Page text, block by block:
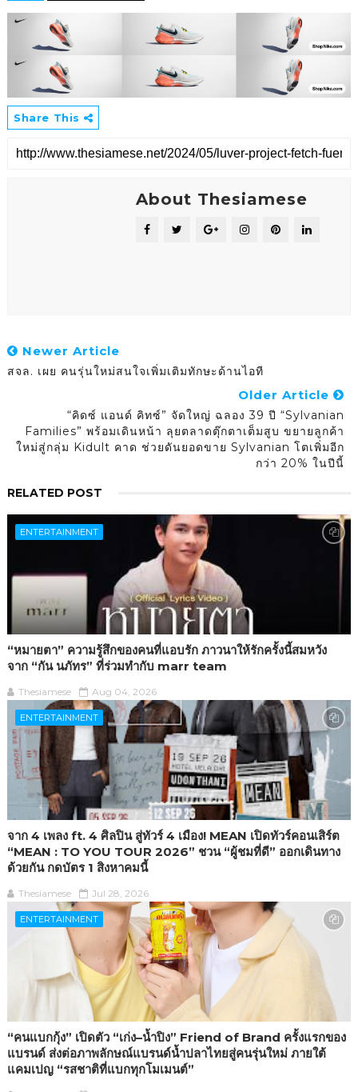
Share This
About Thesiamese
Newer Article
สจล. เผย คนรุ่นใหม่สนใจเพิ่มเติมทักษะด้านไอที
Older Article
“คิดซ์ แอนด์ คิทซ์” จัดใหญ่ ฉลอง 39 ปี “Sylvanian
Families” พร้อมเดินหน้า ลุยตลาดตุ๊กตาเต็มสูบ ขยายลูกค้า
ใหม่สู่กลุ่ม Kidult คาด ช่วยดันยอดขาย Sylvanian โตเพิ่มอีก
กว่า 20% ในปีนี้
RELATED POST
ENTERTAINMENT
“หมายตา” ความรู้สึกของคนที่แอบรัก ภาวนาให้รักครั้งนี้สมหวัง
จาก “กัน นภัทร” ที่ร่วมทำกับ marr team
Thesiamese Aug 04, 2026
ENTERTAINMENT
จาก 4 เพลง ft. 4 ศิลปิน สู่ทัวร์ 4 เมือง! MEAN เปิดทัวร์คอนเสิร์ต
“MEAN : TO YOU TOUR 2026” ชวน “ผู้ชมที่ดี” ออกเดินทาง
ด้วยกัน กดบัตร 1 สิงหาคมนี้
Thesiamese Jul 28, 2026
ENTERTAINMENT
“คนแบกกุ้ง” เปิดตัว “เก่ง–น้ำปิง” Friend of Brand ครั้งแรกของ
แบรนด์ ส่งต่อภาพลักษณ์แบรนด์น้ำปลาไทยสู่คนรุ่นใหม่ ภายใต้
แคมเปญ “รสชาติที่แบกทุกโมเมนต์”